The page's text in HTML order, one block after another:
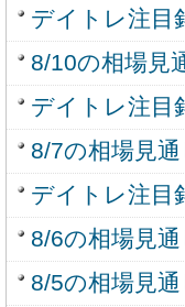
デイトレ注目
8/10の相場見
デイトレ注目
8/7の相場見
デイトレ注目
8/6の相場見
8/5の相場見